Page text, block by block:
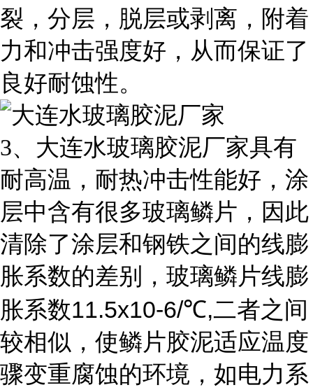
裂，分层，脱层或剥离，附着
力和冲击强度好，从而保证了
良好耐蚀性。
3、大连水玻璃胶泥厂家具有
耐高温，耐热冲击性能好，涂
层中含有很多玻璃鳞片，因此
清除了涂层和钢铁之间的线膨
胀系数的差别，玻璃鳞片线膨
胀系数11.5x10-6/℃,二者之间
较相似，使鳞片胶泥适应温度
骤变重腐蚀的环境，如电力系